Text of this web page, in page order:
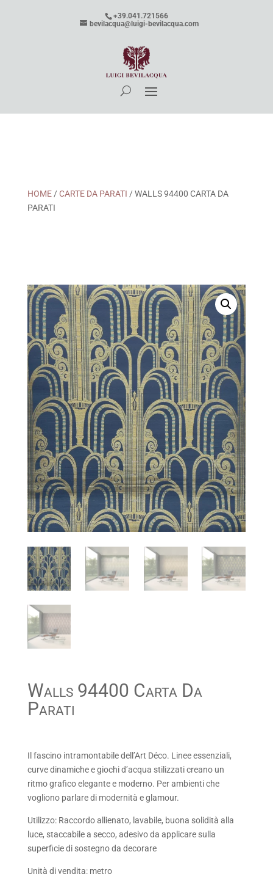
+39.041.721566
bevilacqua@luigi-bevilacqua.com
HOME/CARTE DA PARATI / WALLS 94400 CARTA DA
PARATI
Walls 94400 Carta Da
Parati
Il fascino intramontabile dell’Art Déco. Linee essenziali,
curve dinamiche e giochi d’acqua stilizzati creano un
ritmo grafico elegante e moderno. Per ambienti che
vogliono parlare di modernità e glamour.
Utilizzo: Raccordo allienato, lavabile, buona solidità alla
luce, staccabile a secco, adesivo da applicare sulla
superficie di sostegno da decorare
Unità di vendita: metro